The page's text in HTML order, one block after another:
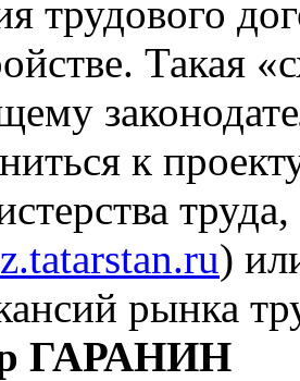
трудового
Такая
к
)
рынка
ГАРАНИН